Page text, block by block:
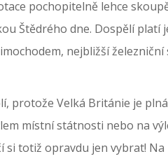
pochopitelně lehce
Štědrého dne. Dospělí platí
nejbližší
protože Velká Británie je
místní státnosti nebo na
totiž opravdu jen vybrat!